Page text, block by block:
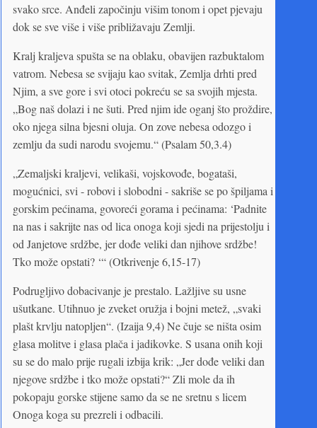
svako srce. Anđeli započinju višim tonom i opet pjevaju
dok se sve više i više približavaju Zemlji.
Kralj kraljeva spušta se na oblaku, obavijen razbuktalom
vatrom. Nebesa se svijaju kao svitak, Zemlja drhti pred
Njim, a sve gore i svi otoci pokreću se sa svojih mjesta.
„Bog naš dolazi i ne šuti. Pred njim ide oganj što proždire,
oko njega silna bjesni oluja. On zove nebesa odozgo i
zemlju da sudi narodu svojemu.“ (Psalam 50,3.4)
„Zemaljski kraljevi, velikaši, vojskovođe, bogataši,
mogućnici, svi - robovi i slobodni - sakriše se po špiljama i
gorskim pećinama, govoreći gorama i pećinama: ‘Padnite
na nas i sakrijte nas od lica onoga koji sjedi na prijestolju i
od Janjetove srdžbe, jer dođe veliki dan njihove srdžbe!
Tko može opstati? ‘“ (Otkrivenje 6,15-17)
Podrugljivo dobacivanje je prestalo. Lažljive su usne
ušutkane. Utihnuo je zveket oružja i bojni metež, „svaki
plašt krvlju natopljen“. (Izaija 9,4) Ne čuje se ništa osim
glasa molitve i glasa plača i jadikovke. S usana onih koji
su se do malo prije rugali izbija krik: „Jer dođe veliki dan
njegove srdžbe i tko može opstati?“ Zli mole da ih
pokopaju gorske stijene samo da se ne sretnu s licem
Onoga koga su prezreli i odbacili.